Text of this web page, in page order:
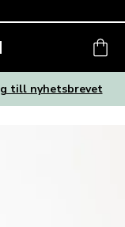
till nyhetsbrevet